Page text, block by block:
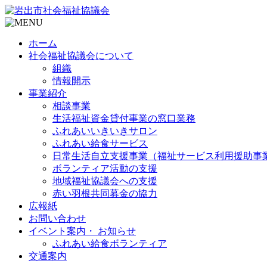
ホーム
社会福祉協議会について
組織
情報開示
事業紹介
相談事業
生活福祉資金貸付事業の窓口業務
ふれあいいきいきサロン
ふれあい給食サービス
日常生活自立支援事業（福祉サービス利用援助事
ボランティア活動の支援
地域福祉協議会への支援
赤い羽根共同募金の協力
広報紙
お問い合わせ
イベント案内・ お知らせ
ふれあい給食ボランティア
交通案内